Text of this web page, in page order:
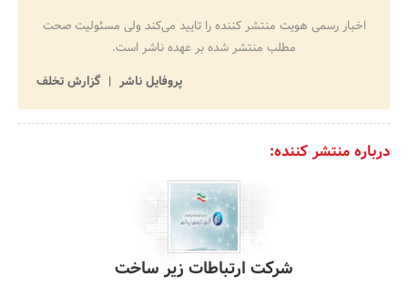
اخبار رسمی هویت منتشر کننده را تایید می‌کند ولی مسئولیت صحت
مطلب منتشر شده بر عهده ناشر است.
پروفایل ناشر
گزارش تخلف
درباره منتشر کننده:
شرکت ارتباطات زیر ساخت